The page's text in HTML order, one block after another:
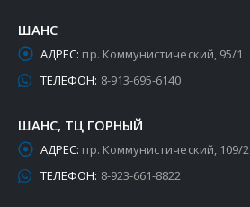
ШАНС
АДРЕС: пр. Коммунистический, 95/1
ТЕЛЕФОН: 8-913-695-6140
ШАНС, ТЦ ГОРНЫЙ
АДРЕС: пр. Коммунистический, 109/2
ТЕЛЕФОН: 8-923-661-8822